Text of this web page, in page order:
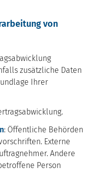
von
zusätzliche Daten
Ihrer
: Öffentliche Behörden
Externe
Andere
Person